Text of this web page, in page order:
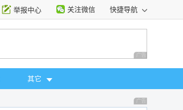
举报中心 关注微信 快捷导航
广告 商业广告，理
其它
广告 商业广告，理